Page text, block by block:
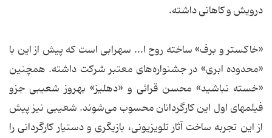
درویش و کاهانی داشته.
«خاکستر و برف» ساخته روح ا... سهرابی است که پیش از این با
«محدوده ابری» در جشنواره‌های معتبر شرکت داشته. همچنین
«خسته نباشید» محسن قرائی و «دهلیز» بهروز شعیبی جزو
فیلم‏های اول این کارگردانان محسوب می‌شوند. شعیبی نیز پیش
از این تجربه ساخت آثار تلویزیونی، بازیگری و دستیار کارگردانی را